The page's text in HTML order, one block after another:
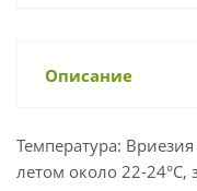
Описание
Температура:
летом около 22-